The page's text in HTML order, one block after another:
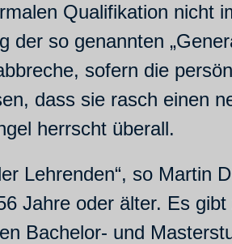
Qualifikation nicht
so genannten
sofern die
dass sie rasch einen
herrscht überall.
Lehrenden“, so Martin
Jahre oder älter. Es
Bachelor- und